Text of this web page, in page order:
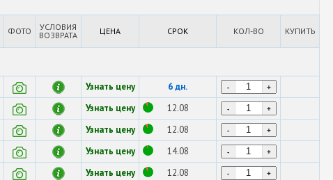
ФОТО
УСЛОВИЯ
ВОЗВРАТА
ЦЕНА СРОК КОЛ-ВО КУПИТЬ
Узнать цену 6 дн. - +
Узнать цену 12.08 - +
Узнать цену 12.08 - +
Узнать цену 14.08 - +
Узнать цену 12.08 - +